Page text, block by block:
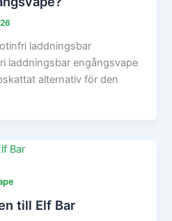
laddningsbar
laddningsbar engångsvape
alternativ för den
till Elf Bar